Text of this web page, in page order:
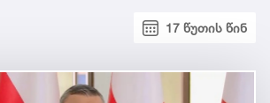
17 წუთის წინ